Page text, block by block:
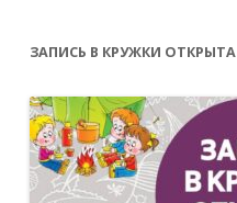
ЗАПИСЬ В КРУЖКИ ОТКРЫТА